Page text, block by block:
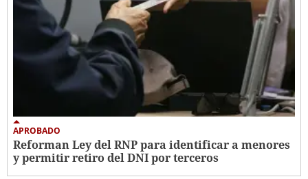
APROBADO
Reforman Ley del RNP para identificar a menores
y permitir retiro del DNI por terceros